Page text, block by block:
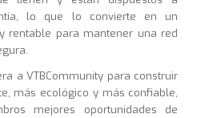
lo que lo convierte en un
rentable para mantener una red
a VTBCommunity para construir
más ecológico y más confiable,
mejores oportunidades de